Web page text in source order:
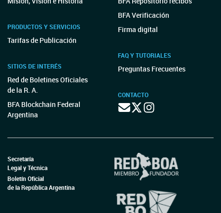
PRODUCTOS Y SERVICIOS
Tarifas de Publicación
SITIOS DE INTERÉS
Red de Boletines Oficiales
de la R. A.
BFA Blockchain Federal
Argentina
BFA Verificación
Firma digital
FAQ Y TUTORIALES
Preguntas Frecuentes
CONTACTO
Secretaría
Legal y Técnica
Boletín Oficial
de la República Argentina